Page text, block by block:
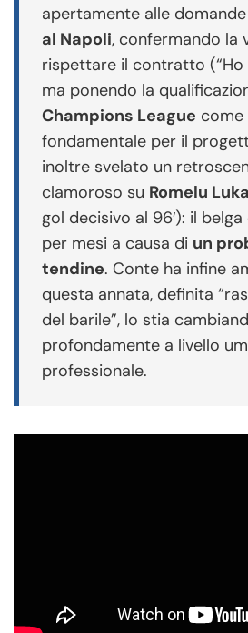
apertamente alle
al Napoli, confermando la
rispettare il contratto (“Ho
ma ponendo la
Champions League
fondamentale per il
inoltre svelato un
clamoroso su Romelu
gol decisivo al 96′): il
per mesi a causa di un
tendine. Conte ha infine
questa annata, definita
del barile”, lo stia
profondamente a livello
professionale.